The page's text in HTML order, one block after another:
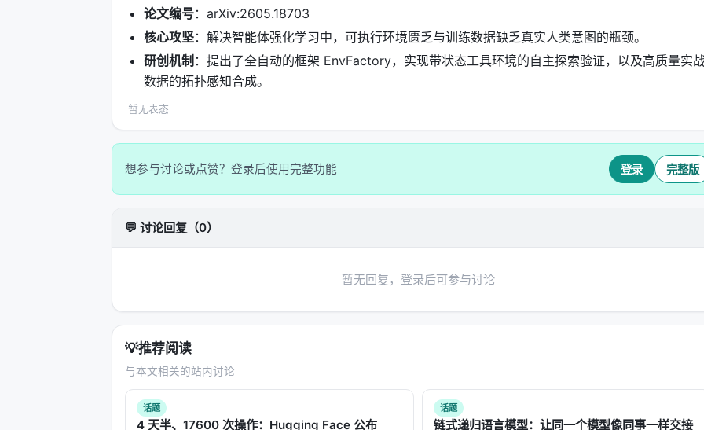
论文编号：arXiv:2605.18703
核心攻坚：解决智能体强化学习中，可执行环境匮乏与训练数据缺乏真实人类意图的瓶颈。
研创机制 ：提出了全自动的框架 EnvFactory，实现带状态工具环境的自主探索验证，以及高质量实
数据的拓扑感知合成。
暂无表态
想参与讨论或点赞？登录后使用完整功能 登录 完整版
💬 讨论回复（0）
暂无回复，登录后可参与讨论
💡推荐阅读
与本文相关的站内讨论
话题
4 天半、17600 次操作：Hugging Face 公布
话题
链式递归语言模型：让同一个模型像同事一样交接